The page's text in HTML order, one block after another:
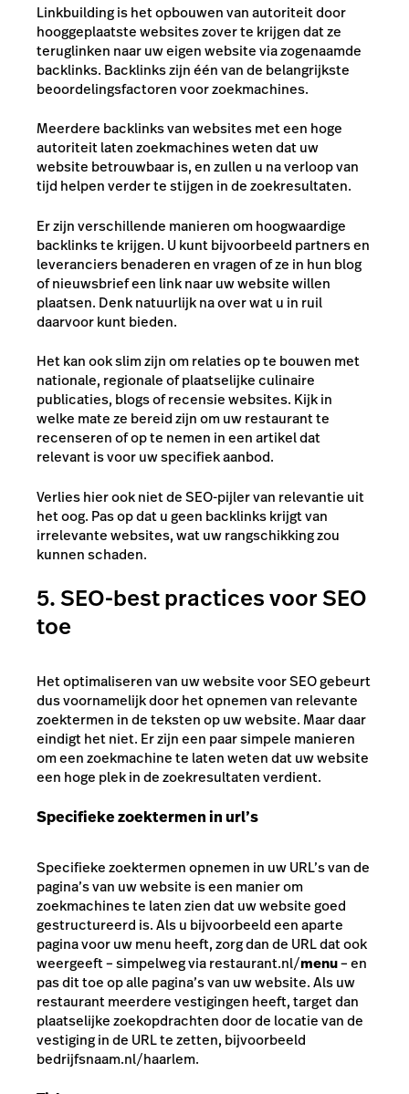
Linkbuilding is het opbouwen van autoriteit door
hooggeplaatste websites zover te krijgen dat ze
teruglinken naar uw eigen website via zogenaamde
backlinks. Backlinks zijn één van de belangrijkste
beoordelingsfactoren voor zoekmachines.
Meerdere backlinks van websites met een hoge
autoriteit laten zoekmachines weten dat uw
website betrouwbaar is, en zullen u na verloop van
tijd helpen verder te stijgen in de zoekresultaten.
Er zijn verschillende manieren om hoogwaardige
backlinks te krijgen. U kunt bijvoorbeeld partners en
leveranciers benaderen en vragen of ze in hun blog
of nieuwsbrief een link naar uw website willen
plaatsen. Denk natuurlijk na over wat u in ruil
daarvoor kunt bieden.
Het kan ook slim zijn om relaties op te bouwen met
nationale, regionale of plaatselijke culinaire
publicaties, blogs of recensie websites. Kijk in
welke mate ze bereid zijn om uw restaurant te
recenseren of op te nemen in een artikel dat
relevant is voor uw specifiek aanbod.
Verlies hier ook niet de SEO-pijler van relevantie uit
het oog. Pas op dat u geen backlinks krijgt van
irrelevante websites, wat uw rangschikking zou
kunnen schaden.
5. SEO-best practices voor SEO
toe
Het optimaliseren van uw website voor SEO gebeurt
dus voornamelijk door het opnemen van relevante
zoektermen in de teksten op uw website. Maar daar
eindigt het niet. Er zijn een paar simpele manieren
om een zoekmachine te laten weten dat uw website
een hoge plek in de zoekresultaten verdient.
Specifieke zoektermen in url’s
Specifieke zoektermen opnemen in uw URL’s van de
pagina’s van uw website is een manier om
zoekmachines te laten zien dat uw website goed
gestructureerd is. Als u bijvoorbeeld een aparte
pagina voor uw menu heeft, zorg dan de URL dat ook
weergeeft – simpelweg via restaurant.nl/menu– en
pas dit toe op alle pagina’s van uw website. Als uw
restaurant meerdere vestigingen heeft, target dan
plaatselijke zoekopdrachten door de locatie van de
vestiging in de URL te zetten, bijvoorbeeld
bedrijfsnaam.nl/haarlem.